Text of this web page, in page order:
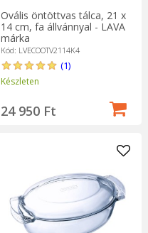
Ovális öntöttvas tálca, 21 x
14 cm, fa állvánnyal - LAVA
márka
Kód: LVECOOTV2114K4
(1)
Készleten
24 950 Ft